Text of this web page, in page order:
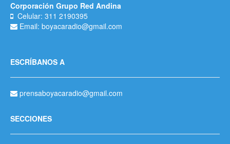
Corporación Grupo Red Andina
Celular: 311 2190395
Email: boyacaradio@gmail.com
ESCRÍBANOS A
prensaboyacaradio@gmail.com
SECCIONES